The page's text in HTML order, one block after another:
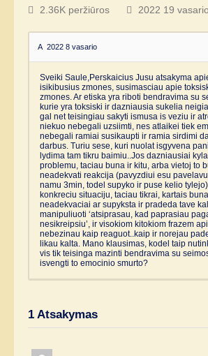
2.36K peržiūros 2022 19 vasario
A 2022 8 vasario
Sveiki Saule,Perskaicius Jusu atsakyma
isikibusius zmones, susimasciau apie
zmones. Ar etiska yra riboti bendravima su
kurie yra toksiski ir dazniausia sukelia
gal net teisingiau sakyti ismusa is veziu ir
niekuo nebegali uzsiimti, nes atlaikei tiek
nebegali ramiai susikaupti ir ramia sirdimi
darbus. Turiu sese, kuri nuolat isgyvena
lydima tam tikru baimiu..Jos dazniausiai
problemu, taciau buna ir kitu, arba vietoj to
neadekvati reakcija (pavyzdiui esu
namu 3min, todel supyko ir puse kelio
konkreciu situaciju, taciau tikrai, kartais
neadekvaciai ar supyksta ir pradeda tave
manipuliuoti ‘atsiprasau, kad paprasiau
nesikreipsiu’, ir visokiom kitokiom frazem
nebezinau kaip reaguot..kaip ir norejau
likau kalta. Mano klausimas, kodel taip
vis tik teisinga mazinti bendravima su
isvengti to emocinio smurto?
1 Atsakymas